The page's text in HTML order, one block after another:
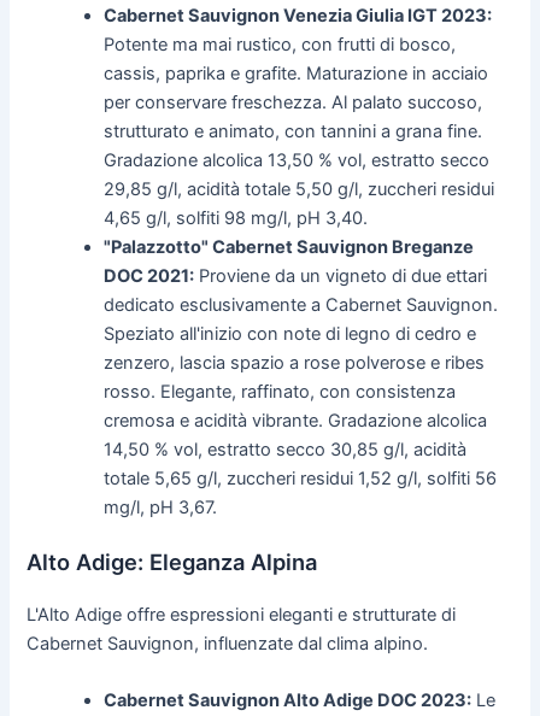
Cabernet Sauvignon Venezia Giulia IGT 2023:
Potente ma mai rustico, con frutti di bosco,
cassis, paprika e grafite. Maturazione in acciaio
per conservare freschezza. Al palato succoso,
strutturato e animato, con tannini a grana fine.
Gradazione alcolica 13,50 % vol, estratto secco
29,85 g/l, acidità totale 5,50 g/l, zuccheri residui
4,65 g/l, solfiti 98 mg/l, pH 3,40.
"Palazzotto" Cabernet Sauvignon Breganze
DOC 2021: Proviene da un vigneto di due ettari
dedicato esclusivamente a Cabernet Sauvignon.
Speziato all'inizio con note di legno di cedro e
zenzero, lascia spazio a rose polverose e ribes
rosso. Elegante, raffinato, con consistenza
cremosa e acidità vibrante. Gradazione alcolica
14,50 % vol, estratto secco 30,85 g/l, acidità
totale 5,65 g/l, zuccheri residui 1,52 g/l, solfiti 56
mg/l, pH 3,67.
Alto Adige: Eleganza Alpina
L'Alto Adige offre espressioni eleganti e strutturate di
Cabernet Sauvignon, influenzate dal clima alpino.
Cabernet Sauvignon Alto Adige DOC 2023: Le